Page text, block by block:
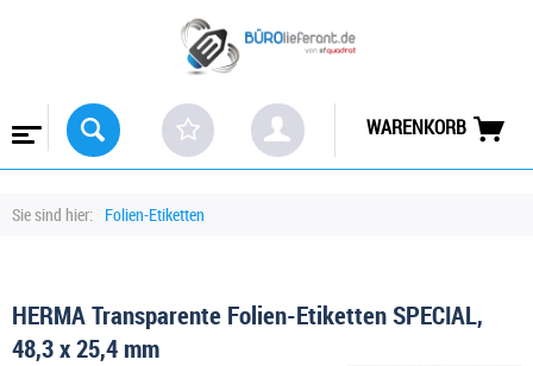
WARENKORB
Sie sind hier: Folien-Etiketten
HERMA Transparente Folien-Etiketten SPECIAL,
48,3 x 25,4 mm